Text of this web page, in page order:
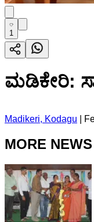
1
ಮಡಿಕೇರಿ:
Madikeri, Kodagu
MORE NEWS